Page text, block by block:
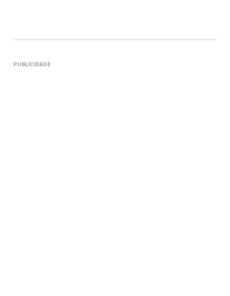
PUBLICIDADE